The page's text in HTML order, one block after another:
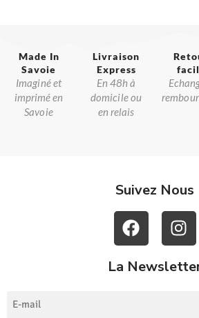
Made In
Savoie​
Imaginé et
imprimé en
Savoie
Livraison
Express
En 48h à
domicile ou
en relais
Suivez Nous
La